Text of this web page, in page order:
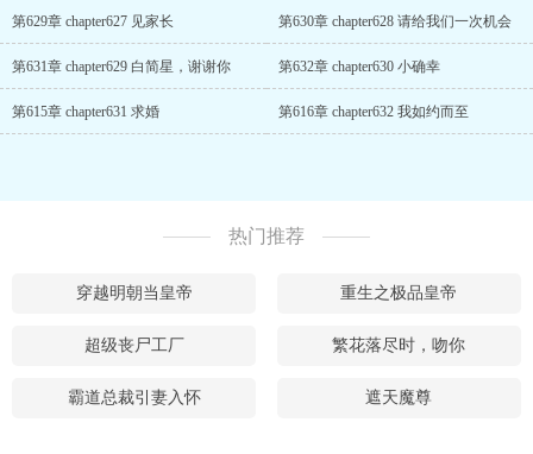
第629章 chapter627 见家长 第630章 chapter628 请给我们一次机会
第631章 chapter629 白简星，谢谢你 第632章 chapter630 小确幸
第615章 chapter631 求婚 第616章 chapter632 我如约而至
热门推荐
穿越明朝当皇帝 重生之极品皇帝
超级丧尸工厂 繁花落尽时，吻你
霸道总裁引妻入怀 遮天魔尊